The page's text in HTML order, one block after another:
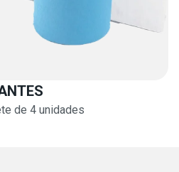
de 4 unidades